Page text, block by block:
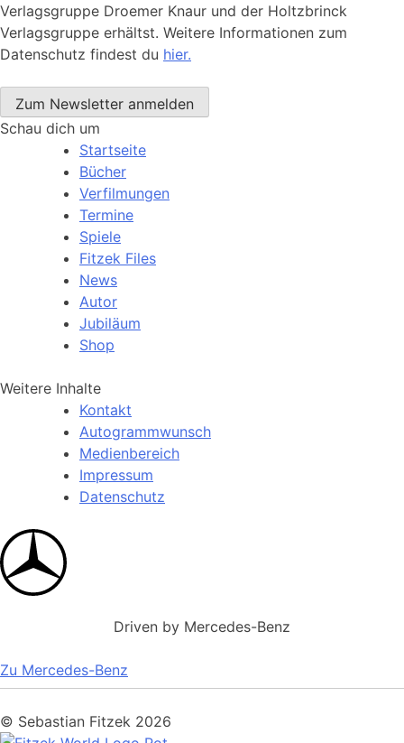
Verlagsgruppe Droemer Knaur und der Holtzbrinck
Verlagsgruppe erhältst. Weitere Informationen zum
Datenschutz findest du hier.
Schau dich um
Startseite
Bücher
Verfilmungen
Termine
Spiele
Fitzek Files
News
Autor
Jubiläum
Shop
Weitere Inhalte
Kontakt
Autogrammwunsch
Medienbereich
Impressum
Datenschutz
Driven by Mercedes-Benz
Zu Mercedes-Benz
© Sebastian Fitzek 2026